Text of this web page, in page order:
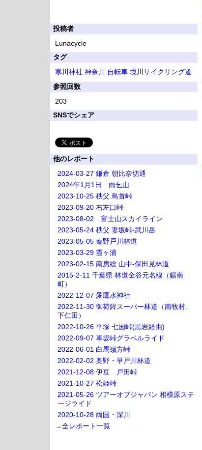
投稿者
Lunacycle
タグ
寒川神社 神奈川 自転車 境川サイクリング道
参照回数
203
SNSでシェア
他のレポート
2024-03-27 鎌倉 朝比奈切通
2024年1月1日 雨乞山
2023-10-25 秩父 鳥首峠
2023-09-20 右左口峠
2023-08-02 富士山スカイライン
2023-05-24 秩父 妻坂峠-武川岳
2023-05-05 秦野戸川林道
2023-03-29 霞ヶ浦
2023-02-15 南房総 山中-保田見林道
2015-2-11 千葉県 林道金谷元名線（鋸南
町）
2022-12-07 愛鷹水神社
2022-11-30 御荷鉾スーパー林道（南牧村、
下仁田）
2022-10-26 平塚 七国峠(黒岩経由)
2022-09-07 車坂峠グラベルライド
2022-06-01 白馬嶺方峠
2022-02-02 奥野・早戸川林道
2021-12-08 伊豆 戸田峠
2021-10-27 松姫峠
2021-05-26 ツアーオブジャパン 相模原ステ
ージライド
2020-10-28 両国・深川
→全レポート一覧